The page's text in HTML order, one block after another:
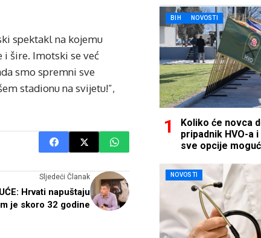
spektakl na kojemu
i šire. Imotski se već
smo spremni sve
stadionu na svijetu!”,
Sljedeći Članak
Hrvati napuštaju
je skoro 32 godine
BIH NOVOSTI
Koliko će novca
pripadnik HVO-a
sve opcije
NOVOSTI